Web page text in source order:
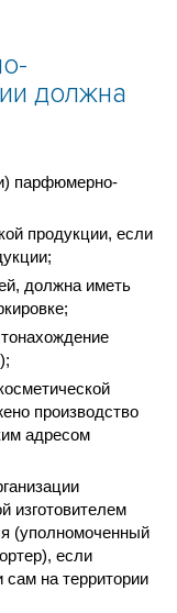
должна
парфюмерно-
продукции, если
должна иметь
производство
адресом
изготовителем
(уполномоченный
если
сам на территории